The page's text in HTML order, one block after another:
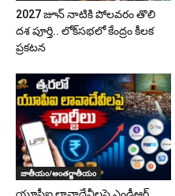
2027 జూన్ నాటికి పోలవరం తొలి
దశ పూర్తి.. లోక్‌సభలో కేంద్రం కీలక
ప్రకటన
జాతీయం/అంతర్జాతీయం